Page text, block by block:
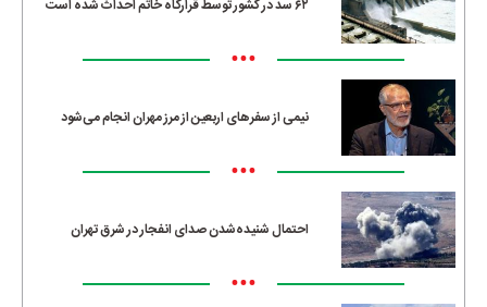
۶۲ سد در کشور توسط قرارگاه خاتم احداث شده است
•••
نیمی از سفرهای اربعین از مرز مهران انجام می‌شود
•••
احتمال شنیده‌شدن صدای انفجار در شرق تهران
•••